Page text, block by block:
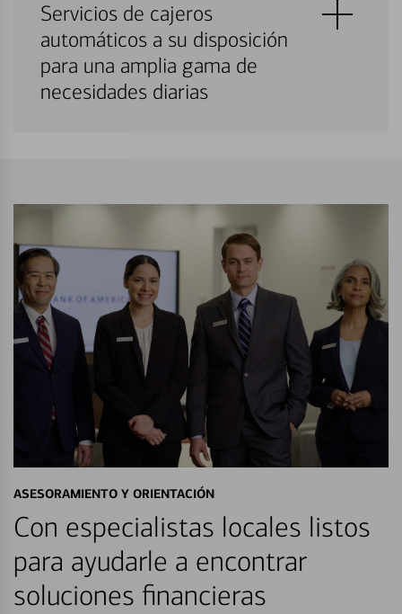
Servicios de cajeros
automáticos a su disposición
para una amplia gama de
necesidades diarias
ASESORAMIENTO Y ORIENTACIÓN
Con especialistas locales listos
para ayudarle a encontrar
soluciones financieras